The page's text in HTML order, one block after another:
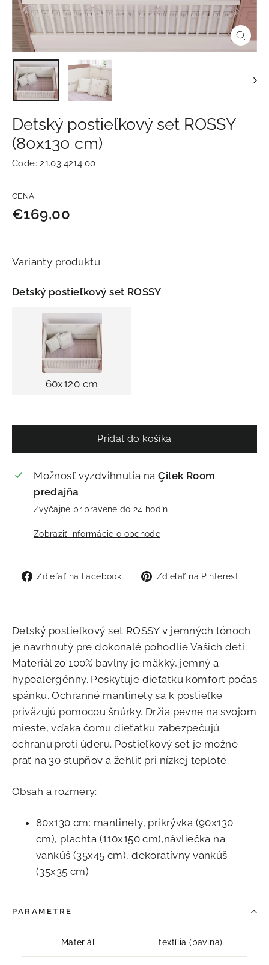
Detský postieľkový set ROSSY
(80x130 cm)
Code:21.03.4214.00
Normálna
cena
CENA
€169,00
Varianty produktu
Detský postieľkový set ROSSY
60x120 cm
Pridať do košíka
Možnosť vyzdvihnutia naÇilek Room
predajňa
Zvyčajne pripravené do 24 hodín
Zobraziť informácie o obchode
Zdieľať na Facebook
ZdieľaťZdieľať na Pinterest
Detský postieľkový set ROSSY v jemných tónoch
je navrhnutý pre dokonalé pohodlie Vašich detí.
Materiál zo 100% bavlny je mäkký, jemný a
hypoalergénny. Poskytuje dieťatku komfort počas
spánku. Ochranné mantinely sa k postieľke
priväzujú pomocou šnúrky. Držia pevne na svojom
mieste, vďaka čomu dieťatku zabezpečujú
ochranu proti úderu. Postieľkový set je možné
prať na 30 stupňov a žehliť pri nízkej teplote.
Obsah a rozmery:
80x130 cm: mantinely, prikrývka (90x130
cm), plachta (110x150 cm),návliečka na
vankúš (35x45 cm), dekoratívny vankúš
(35x35 cm)
PARAMETRE
Materiál textília (bavlna)